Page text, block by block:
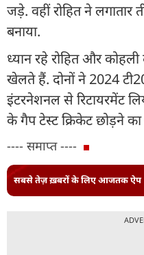
जड़े. वहीं रोहित ने
बनाया.
ध्यान रहे रोहित और
खेलते हैं. दोनों ने 2024
इंटरनेशनल से रिटायरमेंट
के गैप टेस्ट क्रिकेट छोड़ने का
---- समाप्त ----
सबसे तेज़ ख़बरों के लिए आजतक ऐप